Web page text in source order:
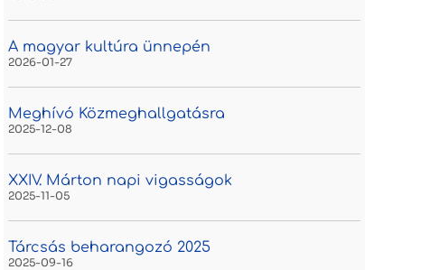
A magyar kultúra ünnepén
2026-01-27
Meghívó Közmeghallgatásra
2025-12-08
XXIV. Márton napi vigasságok
2025-11-05
Tárcsás beharangozó 2025
2025-09-16